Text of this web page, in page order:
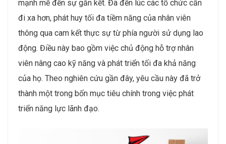
mạnh mẽ đến sự gắn kết. Đã đến lúc các tổ chức cần
đi xa hơn, phát huy tối đa tiềm năng của nhân viên
thông qua cam kết thực sự từ phía người sử dụng lao
động. Điều này bao gồm việc chủ động hỗ trợ nhân
viên nâng cao kỹ năng và phát triển tối đa khả năng
của họ. Theo nghiên cứu gần đây, yêu cầu này đã trở
thành một trong bốn mục tiêu chính trong việc phát
triển năng lực lãnh đạo.